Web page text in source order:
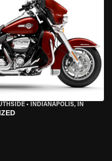
• INDIANAPOLIS, IN